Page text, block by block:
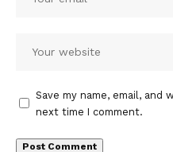
Save my name, email,
next time I comment.